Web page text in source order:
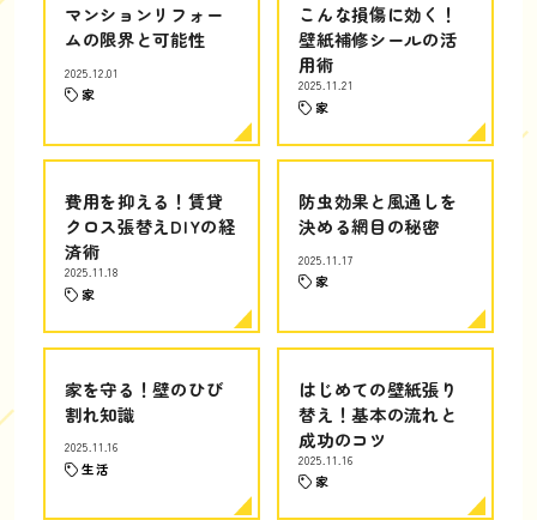
マンションリフォー
ムの限界と可能性
2025.12.01
家
こんな損傷に効く！
壁紙補修シールの活
用術
2025.11.21
家
費用を抑える！賃貸
クロス張替えDIYの経
済術
2025.11.18
家
防虫効果と風通しを
決める網目の秘密
2025.11.17
家
家を守る！壁のひび
割れ知識
2025.11.16
生活
はじめての壁紙張り
替え！基本の流れと
成功のコツ
2025.11.16
家